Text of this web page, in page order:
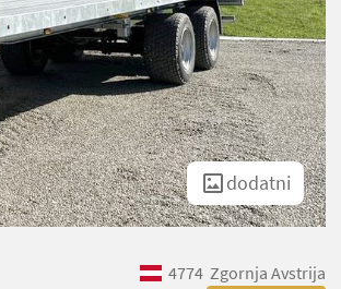
dodatni
4774 Zgornja Avstrija